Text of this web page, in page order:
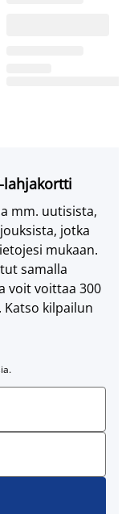
lahjakortti
mm. uutisista,
jotka
mukaan.
samalla
voit voittaa 300
Katso kilpailun